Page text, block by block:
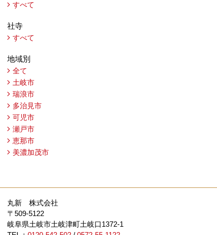
すべて
社寺
すべて
地域別
全て
土岐市
瑞浪市
多治見市
可児市
瀬戸市
恵那市
美濃加茂市
丸新 株式会社
〒509-5122
岐阜県土岐市土岐津町土岐口1372-1